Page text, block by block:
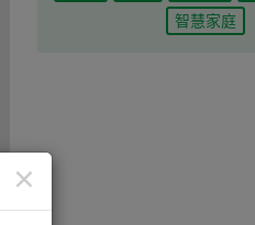
智慧家庭
×